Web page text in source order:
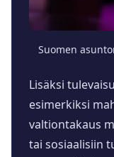
Suomen
Lisäksi
esimerkiksi
valtiontakaus
tai sosiaalisiin